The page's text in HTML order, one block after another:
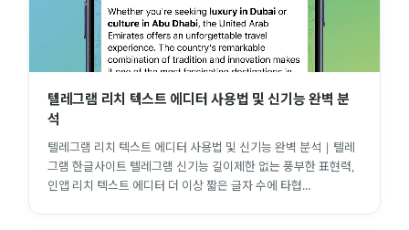
텔레그램 리치 텍스트 에디터 사용법 및 신기능 완벽 분
석
텔레그램 리치 텍스트 에디터 사용법 및 신기능 완벽 분석 | 텔레
그램 한글사이트 텔레그램 신기능 길이제한 없는 풍부한 표현력,
인앱 리치 텍스트 에디터 더 이상 짧은 글자 수에 타협...